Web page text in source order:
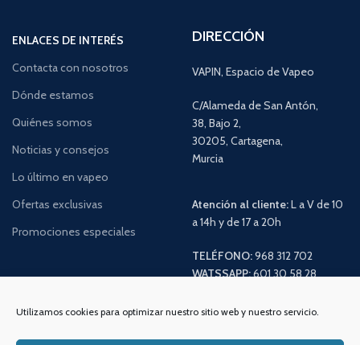
Utilizamos cookies para optimizar nuestro sitio web y nuestro servicio.
ENLACES DE INTERÉS
Contacta con nosotros
Dónde estamos
Quiénes somos
Noticias y consejos
Lo último en vapeo
Ofertas exclusivas
Promociones especiales
DIRECCIÓN
VAPIN, Espacio de Vapeo
C/Alameda de San Antón,
38, Bajo 2,
30205, Cartagena,
Murcia
Atención al cliente:L a V de 10
a 14h y de 17 a 20h
TELÉFONO:968 312 702
WATSSAPP:601 30 58 28